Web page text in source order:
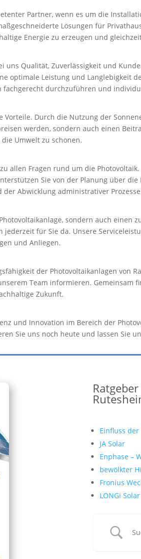
Partner, wenn es um die
Lösungen für
Energie zu erzeugen und
uns Qualität, Zuverlässigkeit und
optimale Leistung und Langlebigkeit
durchzuführen und
Vorteile. Durch die Nutzung der
werden, sondern auch einen
Umwelt zu schonen.
allen Fragen rund um die
Sie von der Planung über
Abwicklung administrativer
sondern auch einen
für Sie da. Unsere
und Anliegen.
der Photovoltaikanlagen von
Team informieren. Gemeinsam
Zukunft.
und Innovation im Bereich der
Sie uns noch heute und lassen Sie
Einfluss
JA Solar
Enphase –
bewölkter
Fronius
LONGi Solar